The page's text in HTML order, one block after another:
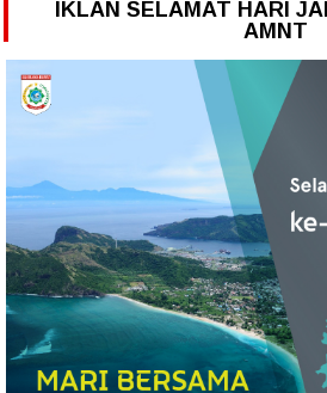
IKLAN SELAMAT HARI
AMNT